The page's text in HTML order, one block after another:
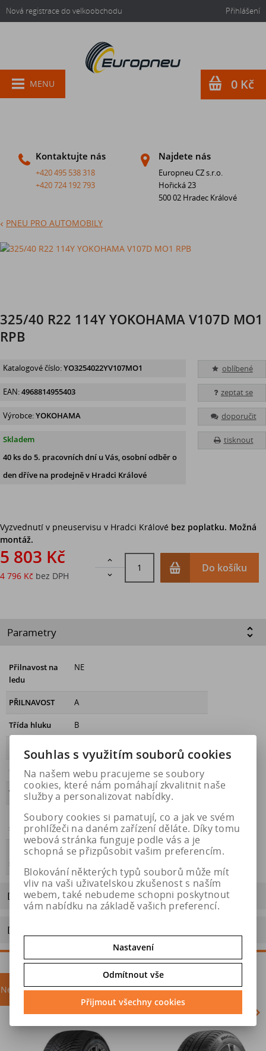
Nová registrace do velkoobchodu Přihlášení
Kontaktujte nás
+420 495 538 318
+420 724 192 793
Najdete nás
Europneu CZ s.r.o.
Hořická 23
500 02 Hradec Králové
MENU 0 Kč
PNEU PRO AUTOMOBILY
325/40 R22 114Y YOKOHAMA V107D MO1
RPB
oblíbené
zeptat se
doporučit
tisknout
Katalogové číslo:YO3254022YV107MO1
EAN:4968814955403
Výrobce:YOKOHAMA
Skladem
40 ksdo 5. pracovních dní u Vás, osobní odběr o
den dříve na prodejněv Hradci Králové
Vyzvednutí v pneuservisu v Hradci Králové bez poplatku. Možná
montáž.
5 803 Kč
4 796 Kč bez DPH


Do košíku
Parametry
Přilnavost na
ledu
NE
PŘILNAVOST A
Třída hluku B
HLUČNOST
OBDOBÍ letní
VALIVÝ ODPOR C
Přilnavost na
sněhu
NE
Energetický
štítek
https://eprel.ec.europa.eu/qr/631870
Dotaz na výrobek
Doporučit výrobek
Nejprodávanější akce
Souhlas s využitím souborů cookies
Na našem webu pracujeme se soubory
cookies, které nám pomáhají zkvalitnit naše
služby a personalizovat nabídky.
Soubory cookies si pamatují, co a jak ve svém
prohlížeči na daném zařízení děláte. Díky tomu
webová stránka funguje podle vás a je
schopná se přizpůsobit vašim preferencím.
Blokování některých typů souborů může mít
vliv na vaši uživatelskou zkušenost s naším
webem, také nebudeme schopni poskytnout
vám nabídku na základě vašich preferencí.
Nastavení
Odmítnout vše
Přijmout všechny cookies